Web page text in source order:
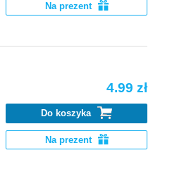
Na prezent
4.99 zł
Do koszyka
Na prezent